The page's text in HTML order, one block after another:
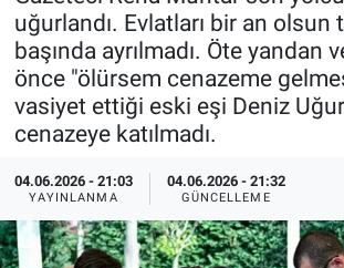
uğurlandı. Evlatları bir an olsun
başında ayrılmadı. Öte yandan
önce "ölürsem cenazeme
vasiyet ettiği eski eşi Deniz
cenazeye katılmadı.
04.06.2026 - 21:03
YAYINLANMA
04.06.2026 - 21:32
GÜNCELLEME
Özel Haberler
Yazarlar
Dünya
Medya
Özel Haberler
Haber Arşivi